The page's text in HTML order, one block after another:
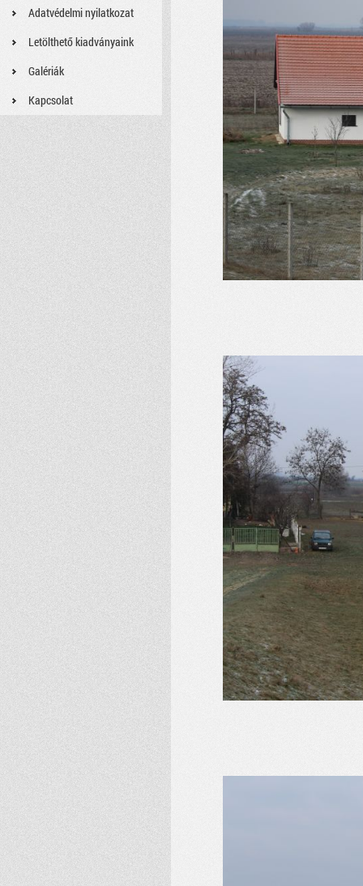
Adatvédelmi nyilatkozat
Letölthető kiadványaink
Galériák
Kapcsolat